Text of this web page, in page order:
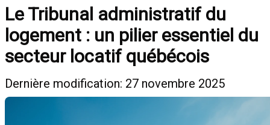
Le Tribunal administratif du
logement : un pilier essentiel du
secteur locatif québécois
Dernière modification: 27 novembre 2025